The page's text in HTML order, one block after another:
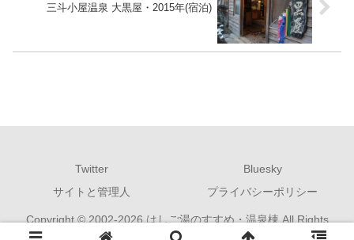
三斗小屋温泉 大黒屋・2015年(宿泊)
Twitter
Bluesky
サイトと管理人
プライバシーポリシー
Copyright © 2002-2026 はしご湯のすすめ・温泉棟 All Rights